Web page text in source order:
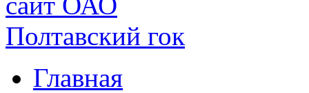
Главная